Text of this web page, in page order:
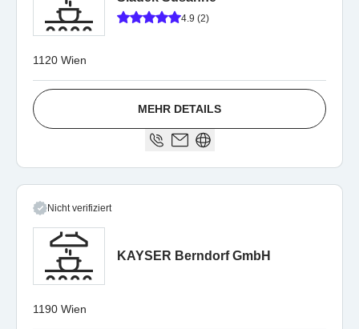
4.9 (2)
1120 Wien
MEHR DETAILS
Nicht verifiziert
KAYSER Berndorf GmbH
1190 Wien